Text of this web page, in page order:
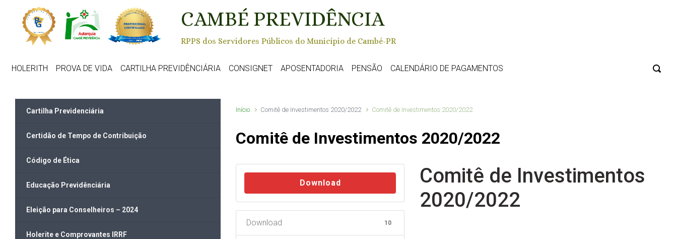
Skip to main content
CAMBÉ PREVIDÊNCIA
RPPS dos Servidores Públicos do Município de Cambé-PR
HOLERITH PROVA DE VIDA CARTILHA PREVIDÊNCIÁRIA CONSIGNET APOSENTADORIA PENSÃO CALENDÁRIO DE PAGAMENTOS
Início Comitê de Investimentos 2020/2022 Comitê de Investimentos 2020/2022
Comitê de Investimentos 2020/2022
Download
Download 10
Comitê de Investimentos
2020/2022
Cartilha Previdenciária
Certidão de Tempo de Contribuição
Código de Ética
Educação Previdênciária
Eleição para Conselheiros – 2024
Holerite e Comprovantes IRRF